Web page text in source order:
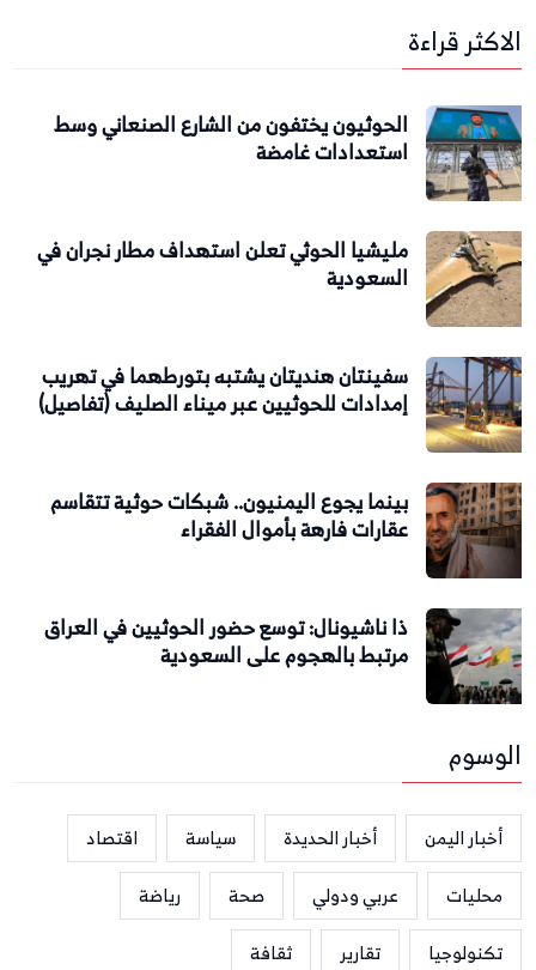
الاكثر قراءة
الحوثيون يختفون من الشارع الصنعاني وسط
استعدادات غامضة
مليشيا الحوثي تعلن استهداف مطار نجران في
السعودية
سفينتان هنديتان يشتبه بتورطهما في تهريب
إمدادات للحوثيين عبر ميناء الصليف (تفاصيل)
بينما يجوع اليمنيون.. شبكات حوثية تتقاسم
عقارات فارهة بأموال الفقراء
ذا ناشيونال: توسع حضور الحوثيين في العراق
مرتبط بالهجوم على السعودية
الوسوم
أخبار اليمن أخبار الحديدة سياسة
اقتصاد
محليات
عربي ودولي صحة
رياضة
تكنولوجيا
تقارير ثقافة